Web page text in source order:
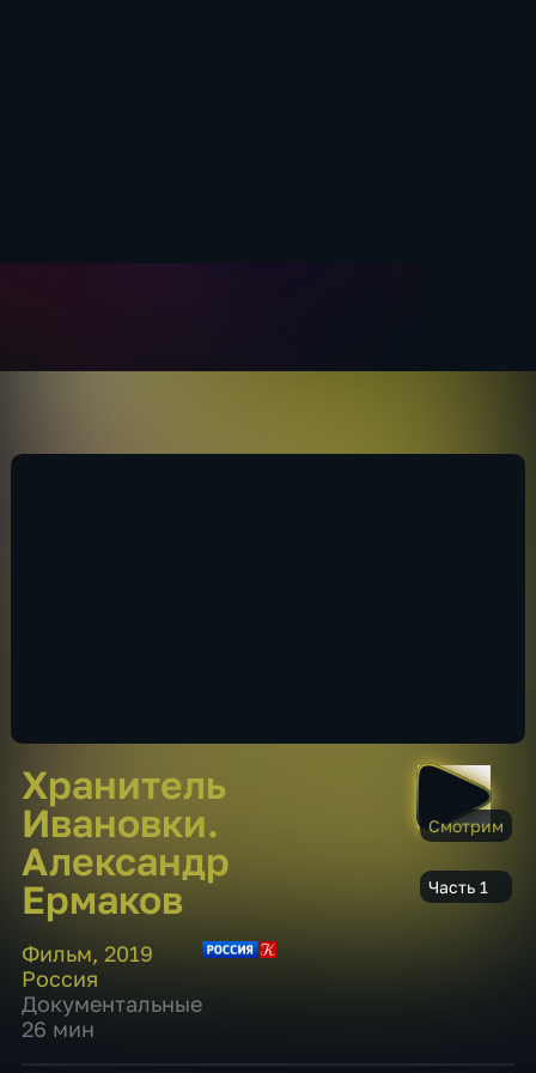
Хранитель
Ивановки.
Александр
Ермаков
Смотрим
Часть 1
Фильм, 2019
Россия
Документальные
26 мин